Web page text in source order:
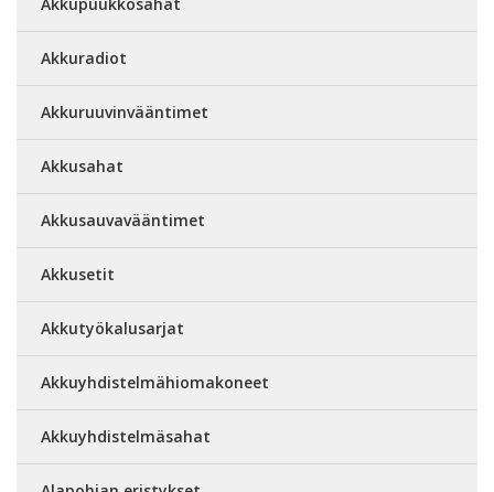
Akkuradiot
Akkuruuvinvääntimet
Akkusahat
Akkusauvavääntimet
Akkusetit
Akkutyökalusarjat
Akkuyhdistelmähiomakoneet
Akkuyhdistelmäsahat